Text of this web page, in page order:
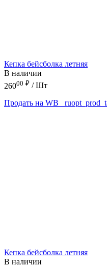
Кепка бейсболка летняя
В наличии
26000 ₽ / Шт
Продать на WB
Кепка бейсболка летняя
В наличии